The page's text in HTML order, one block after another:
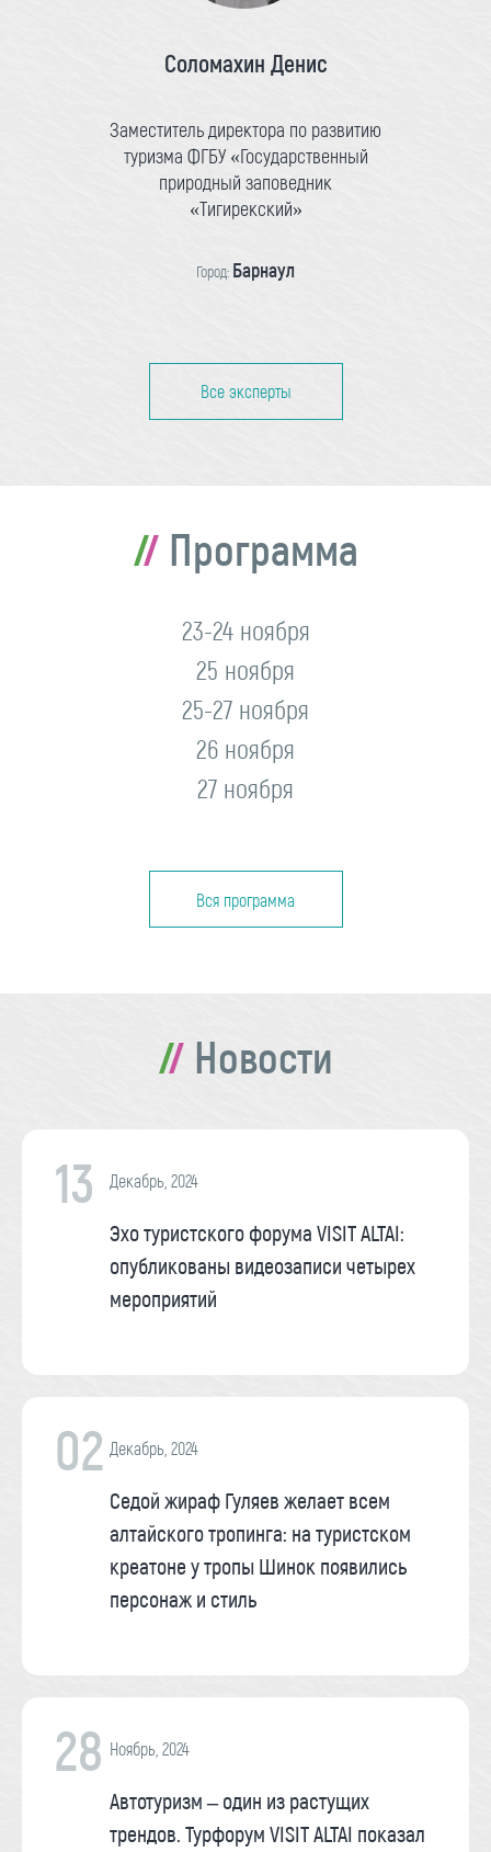
Соломахин Денис
Заместитель директора по развитию
туризма ФГБУ «Государственный
природный заповедник
«Тигирекский»
Город: Барнаул
Все эксперты
Программа
23-24 ноября
25 ноября
25-27 ноября
26 ноября
27 ноября
Вся программа
Новости
13 Декабрь, 2024
Эхо туристского форума VISIT ALTAI:
опубликованы видеозаписи четырех
мероприятий
02 Декабрь, 2024
Седой жираф Гуляев желает всем
алтайского тропинга: на туристском
креатоне у тропы Шинок появились
персонаж и стиль
28 Ноябрь, 2024
Автотуризм – один из растущих
трендов. Турфорум VISIT ALTAI показал